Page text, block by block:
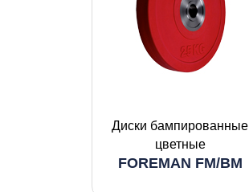
Диски бампированные
цветные
FOREMAN FM/BM